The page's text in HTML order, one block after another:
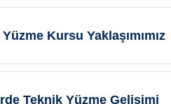
Kursu Yaklaşımımız
Teknik Yüzme Gelişimi